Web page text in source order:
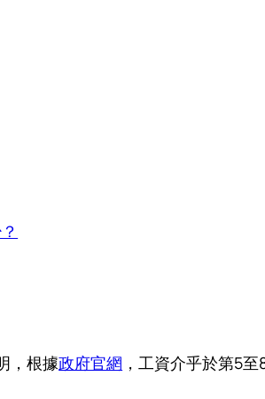
，根據政府官網 ，工資介乎於第5